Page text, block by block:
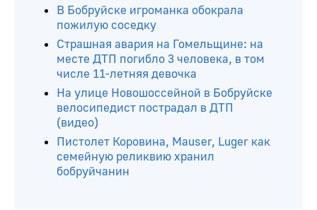
В Бобруйске игроманка обокрала
пожилую соседку
Страшная авария на Гомельщине: на
месте ДТП погибло 3 человека, в том
числе 11-летняя девочка
На улице Новошоссейной в Бобруйске
велосипедист пострадал в ДТП
(видео)
Пистолет Коровина, Mauser, Luger как
семейную реликвию хранил
бобруйчанин